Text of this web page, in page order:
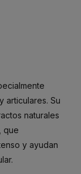
articulares. Su
naturales
que
y ayudan